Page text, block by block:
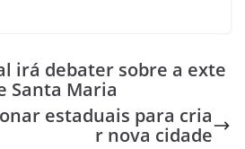
irá debater sobre a exte
Santa Maria
estaduais para cria
r nova cidade